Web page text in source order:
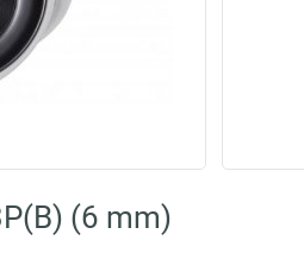
(6 mm)